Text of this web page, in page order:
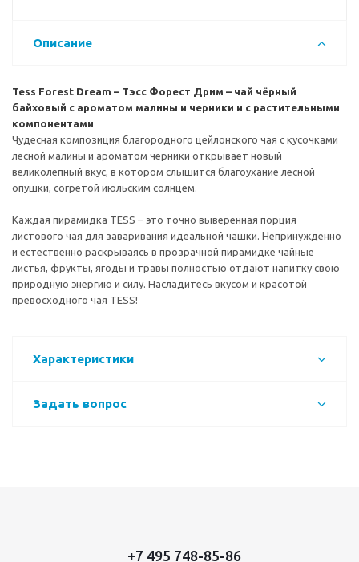
Описание
Tess Forest Dream – Тэсс Форест Дрим – чай чёрный
байховый с ароматом малины и черники и с растительными
компонентами
Чудесная композиция благородного цейлонского чая с кусочками
лесной малины и ароматом черники открывает новый
великолепный вкус, в котором слышится благоухание лесной
опушки, согретой июльским солнцем.
Каждая пирамидка TESS – это точно выверенная порция
листового чая для заваривания идеальной чашки. Непринужденно
и естественно раскрываясь в прозрачной пирамидке чайные
листья, фрукты, ягоды и травы полностью отдают напитку свою
природную энергию и силу. Насладитесь вкусом и красотой
превосходного чая TESS!
Характеристики
Задать вопрос
+7 495 748-85-86